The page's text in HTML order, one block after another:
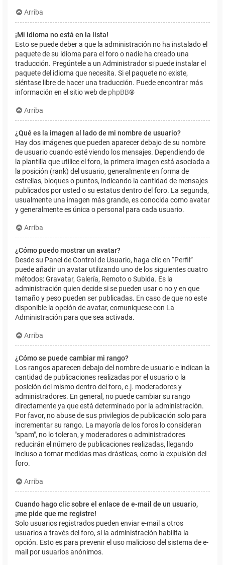
Arriba
¡Mi idioma no está en la lista!
Esto se puede deber a que la administración no ha instalado el
paquete de su idioma para el foro o nadie ha creado una
traducción. Pregúntele a un Administrador si puede instalar el
paquete del idioma que necesita. Si el paquete no existe,
siéntase libre de hacer una traducción. Puede encontrar más
información en el sitio web de phpBB®
Arriba
¿Qué es la imagen al lado de mi nombre de usuario?
Hay dos imágenes que pueden aparecer debajo de su nombre
de usuario cuando esté viendo los mensajes. Dependiendo de
la plantilla que utilice el foro, la primera imagen está asociada a
la posición (rank) del usuario, generalmente en forma de
estrellas, bloques o puntos, indicando la cantidad de mensajes
publicados por usted o su estatus dentro del foro. La segunda,
usualmente una imagen más grande, es conocida como avatar
y generalmente es única o personal para cada usuario.
Arriba
¿Cómo puedo mostrar un avatar?
Desde su Panel de Control de Usuario, haga clic en “Perfil”
puede añadir un avatar utilizando uno de los siguientes cuatro
métodos: Gravatar, Galería, Remoto o Subida. Es la
administración quien decide si se pueden usar o no y en que
tamaño y peso pueden ser publicadas. En caso de que no este
disponible la opción de avatar, comuníquese con La
Administración para que sea activada.
Arriba
¿Cómo se puede cambiar mi rango?
Los rangos aparecen debajo del nombre de usuario e indican la
cantidad de publicaciones realizadas por el usuario o la
posición del mismo dentro del foro, e.j. moderadores y
administradores. En general, no puede cambiar su rango
directamente ya que está determinado por la administración.
Por favor, no abuse de sus privilegios de publicación solo para
incrementar su rango. La mayoría de los foros lo consideran
"spam", no lo toleran, y moderadores o administradores
reducirán el número de publicaciones realizadas, llegando
incluso a tomar medidas mas drásticas, como la expulsión del
foro.
Arriba
Cuando hago clic sobre el enlace de e-mail de un usuario,
¡me pide que me registre!
Solo usuarios registrados pueden enviar e-mail a otros
usuarios a través del foro, si la administración habilita la
opción. Esto es para prevenir el uso malicioso del sistema de e-
mail por usuarios anónimos.